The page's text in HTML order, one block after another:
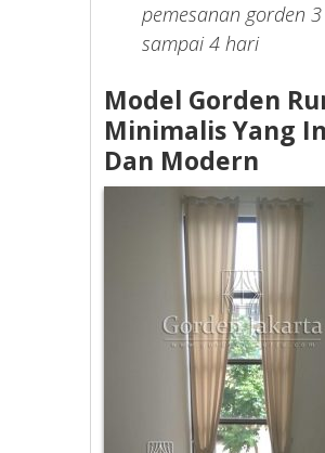
pemesanan gorden 3
sampai 4 hari
Model Gorden
Minimalis Yang
Dan Modern